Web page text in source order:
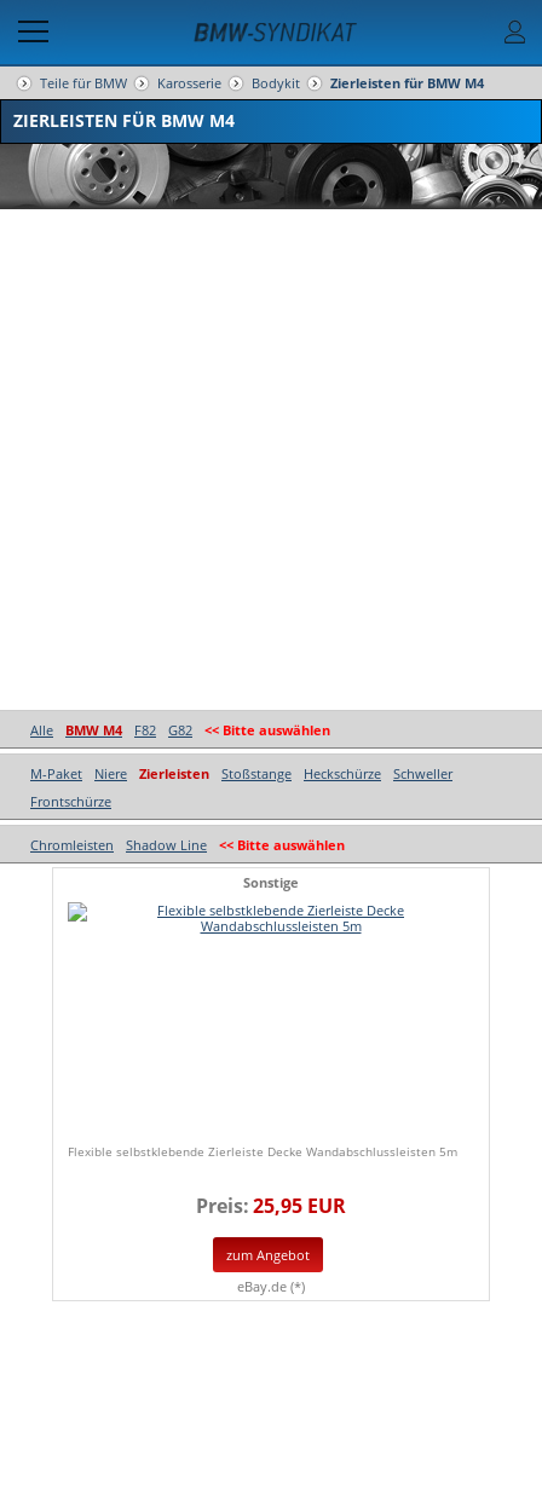
Teile für BMW Karosserie Bodykit Zierleisten für BMW M4
ZIERLEISTEN FÜR BMW M4
Alle BMW M4 F82 G82 << Bitte auswählen
M-Paket Niere Zierleisten Stoßstange Heckschürze
Schweller
Frontschürze
Chromleisten Shadow Line << Bitte auswählen
Sonstige
Flexible selbstklebende Zierleiste Decke Wandabschlussleisten 5m
Preis:25,95 EUR
zum Angebot
eBay.de (*)